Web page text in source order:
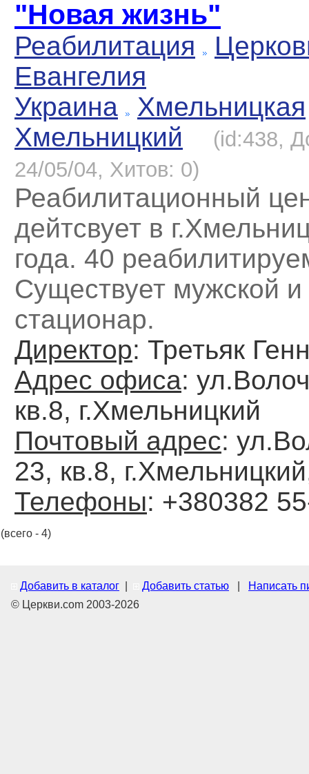
"Новая жизнь"
Реабилитация
Евангелия
Украина
Хмельницкая
Хмельницкий
(id:438,
24/05/04, Хитов: 0)
Реабилитационный
дейтсвует в
года. 40
Существует мужской
стационар.
Директор: Третьяк
Адрес офиса:
кв.8, г.Хмельницкий
Почтовый адрес:
23, кв.8,
Телефоны: +380382
(всего - 4)
Добавить в каталог Добавить статью
Написать
© Церкви.com 2003-2026